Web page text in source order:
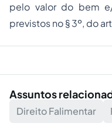
pelo valor do bem
previstos no § 3º, do
Assuntos
Direito Falimentar